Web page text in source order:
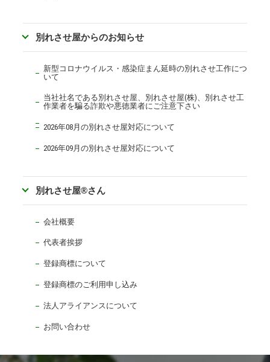
別れさせ屋からのお知らせ
新型コロナウイルス・感染症まん延時の別れさせ工作につ
いて
当社社名である別れさせ屋、別れさせ屋(株)、別れさせ工
作業者を騙る詐欺や悪徳業者にご注意下さい
2026年08月の別れさせ屋対応について
2026年09月の別れさせ屋対応について
別れさせ屋®さん
会社概要
代表者挨拶
登録商標について
登録商標のご利用申し込み
法人アライアンスについて
お問い合わせ